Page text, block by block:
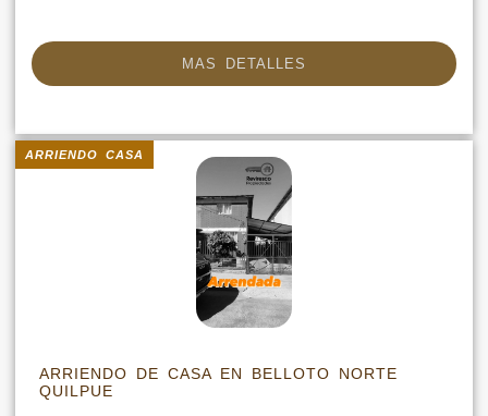
MAS DETALLES
ARRIENDO DE CASA EN BELLOTO NORTE
QUILPUE
ARRIENDO CASA